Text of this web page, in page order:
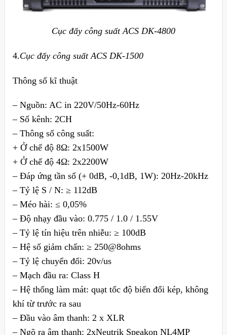
Cục đẩy công suất ACS DK-4800
4.Cục đẩy công suất ACS DK-1500
Thông số kĩ thuật
– Nguồn: AC in 220V/50Hz-60Hz
– Số kênh: 2CH
– Thông số công suất:
+ Ở chế độ 8Ω: 2x1500W
+ Ở chế độ 4Ω: 2x2200W
– Đáp ứng tần số (+ 0dB, -0,1dB, 1W): 20Hz-20kHz
– Tỷ lệ S / N: ≥ 112dB
– Méo hài: ≤ 0,05%
– Độ nhạy đầu vào: 0.775 / 1.0 / 1.55V
– Tỷ lệ tín hiệu trên nhiễu: ≥ 100dB
– Hệ số giảm chấn: ≥ 250@8ohms
– Tỷ lệ chuyển đổi: 20v/us
– Mạch đầu ra: Class H
– Hệ thống làm mát: quạt tốc độ biến đổi kép, không
khí từ trước ra sau
– Đầu vào âm thanh: 2 x XLR
– Ngõ ra âm thanh: 2xNeutrik Speakon NL4MP